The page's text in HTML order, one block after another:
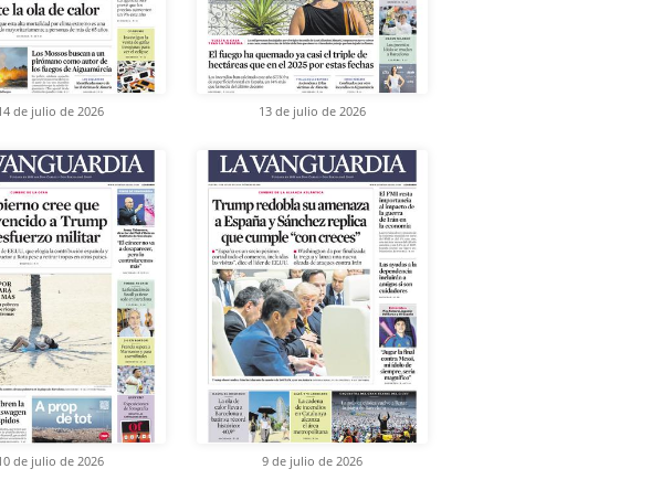
de julio de 2026 13 de julio de 2026
de julio de 2026 9 de julio de 2026